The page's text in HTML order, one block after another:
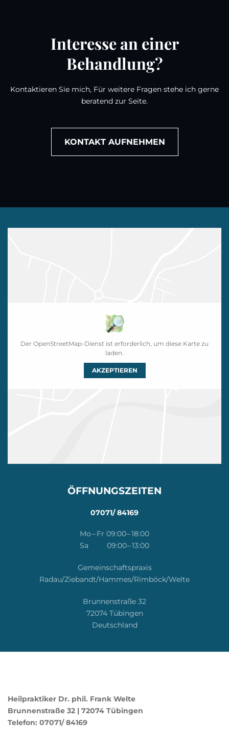
Interesse an einer
Behandlung?
Kontaktieren Sie mich, Für weitere Fragen stehe ich gerne
beratend zur Seite.
KONTAKT AUFNEHMEN
Der OpenStreetMap-Dienst ist erforderlich, um diese Karte zu
laden.
AKZEPTIEREN
ÖFFNUNGSZEITEN
07071/ 84169
Mo – Fr 09:00 – 18:00
Sa 09:00 – 13:00
Gemeinschaftspraxis
Radau/Ziebandt/Hammes/Rimböck/Welte
Brunnenstraße 32
72074 Tübingen
Deutschland
Heilpraktiker Dr. phil. Frank Welte
Brunnenstraße 32 | 72074 Tübingen
Telefon: 07071/ 84169